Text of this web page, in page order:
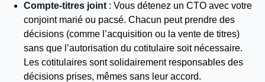
Compte-titres joint : Vous détenez un CTO avec votre
conjoint marié ou pacsé. Chacun peut prendre des
décisions (comme l’acquisition ou la vente de titres)
sans que l’autorisation du cotitulaire soit nécessaire.
Les cotitulaires sont solidairement responsables des
décisions prises, mêmes sans leur accord.